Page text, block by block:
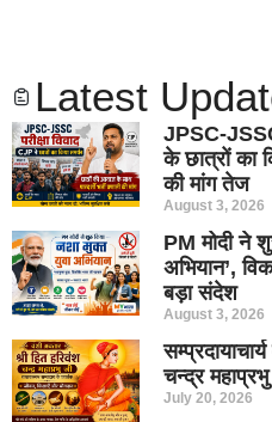
Latest
JPSC-
के छात्रों का
की मांग तेज
August 3, 2026
PM मोदी ने
अभियान’,
बड़ा संदेश
August 3, 2026
चन्द्र
July 20, 2026